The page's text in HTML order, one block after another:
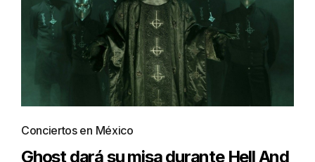
Conciertos en México
Ghost dará su misa durante Hell And